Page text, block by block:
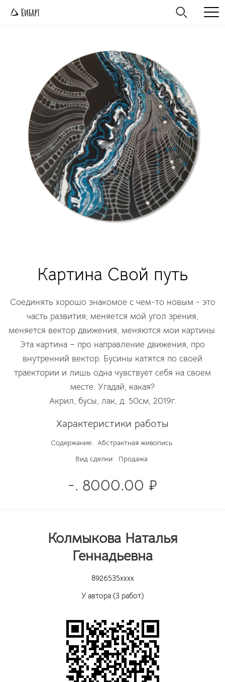
Картина Свой путь
Соединять хорошо знакомое с чем-то новым - это
часть развития; меняется мой угол зрения,
меняется вектор движения, меняются мои картины.
Эта картина – про направление движения, про
внутренний вектор. Бусины катятся по своей
траектории и лишь одна чувствует себя на своем
месте. Угадай, какая?
Акрил, бусы, лак, д. 50см, 2019г.
Характеристики работы
Содержание: Абстрактная живопись
Вид сделки:
Продажа
-. 8000.00 ₽
Колмыкова Наталья
Геннадьевна
8926535xxxx
У автора (3 работ)